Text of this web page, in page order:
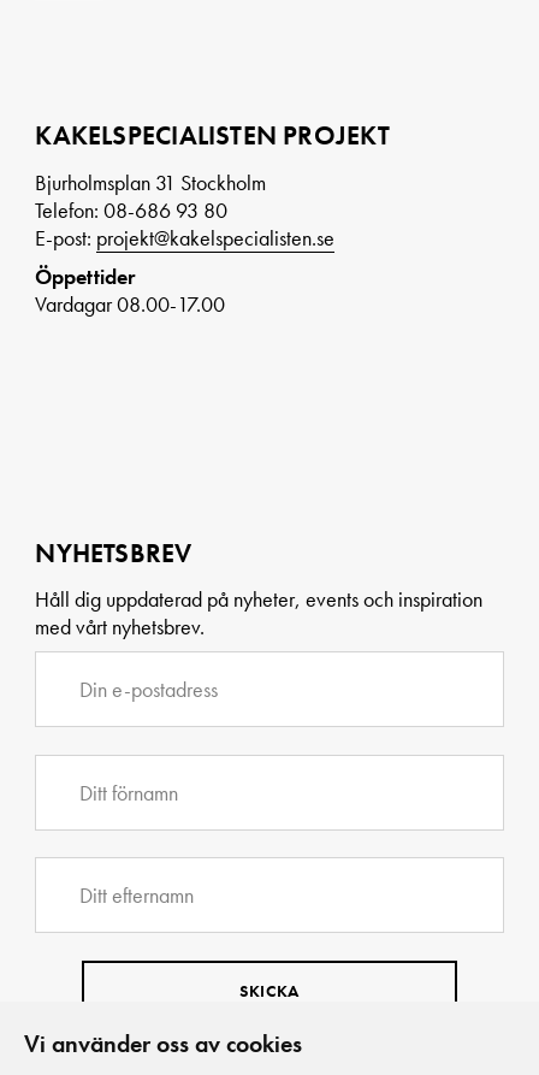
Vi använder oss av cookies
KAKELSPECIALISTEN PROJEKT
Bjurholmsplan 31 Stockholm
Telefon: 08-686 93 80
E-post: projekt@kakelspecialisten.se
Öppettider
Vardagar 08.00-17.00
NYHETSBREV
Håll dig uppdaterad på nyheter, events och inspiration
med vårt nyhetsbrev.